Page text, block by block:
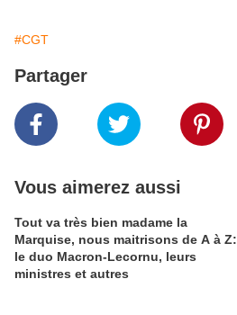
#CGT
Partager
Vous aimerez aussi
Tout va très bien madame la
Marquise, nous maitrisons de A à Z:
le duo Macron-Lecornu, leurs
ministres et autres